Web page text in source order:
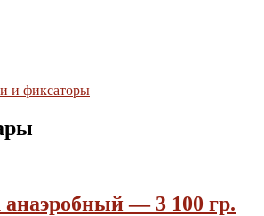
и фиксаторы
анаэробный — 3 100 гр.